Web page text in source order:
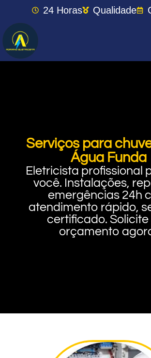
24 Horas Qualidade
Serviços para
Água Funda
Eletricista profissional
você. Instalações,
emergências 24h
atendimento rápido,
certificado. Solicite
orçamento